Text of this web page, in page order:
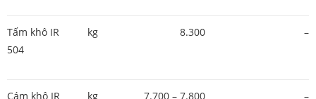
Tấm khô IR
504
kg 8.300 –
Cám khô IR kg 7.700 – 7.800 –